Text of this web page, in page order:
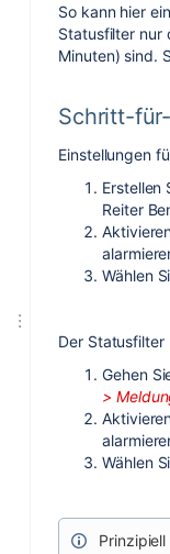
So kann hier
Statusfilter nur
Minuten) sind.
Schritt-
Einstellungen
Erstellen
Reiter
Wählen
Der
Gehen
>
Wählen